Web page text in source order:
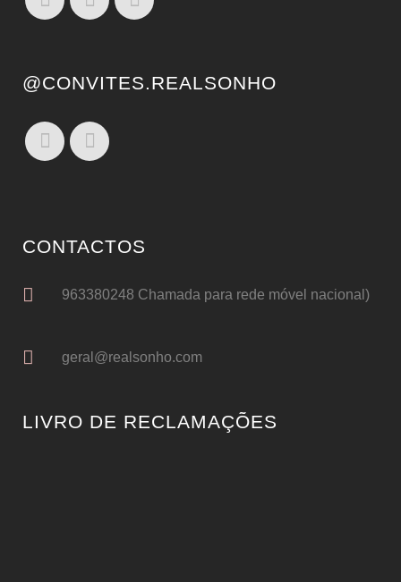
@CONVITES.REALSONHO
CONTACTOS
963380248 Chamada para rede móvel nacional)
geral@realsonho.com
LIVRO DE RECLAMAÇÕES